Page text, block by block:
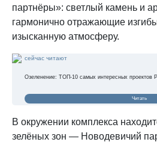
партнёры»: светлый камень и
гармонично отражающие
изысканную атмосферу.
сейчас читают
Озеленение: ТОП-10 самых интересных проектов
Читать
В окружении комплекса
зелёных зон — Новодевичий